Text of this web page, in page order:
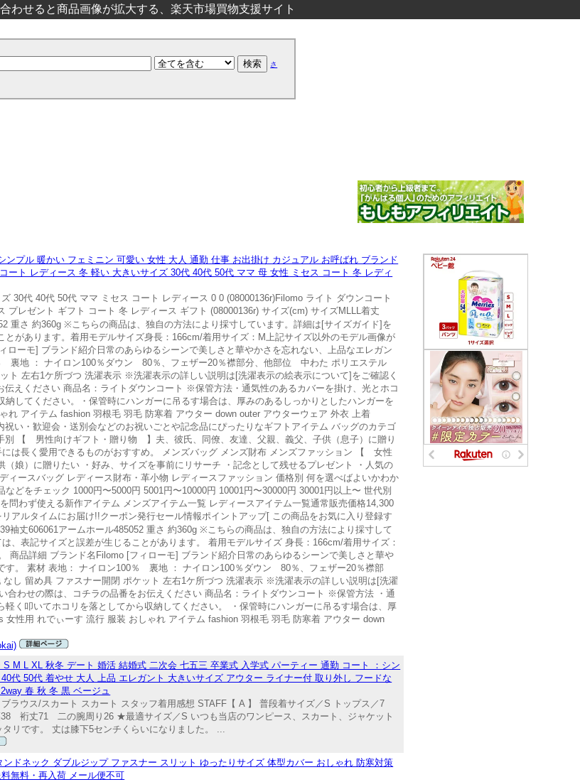
わせると商品画像が拡大する、楽天市場買物支援サイト
さ
プル 暖かい フェミニン 可愛い 女性 大人 通勤 仕事 お出掛け カジュアル お呼ばれ ブランド
ート レディース 冬 軽い 大きいサイズ 30代 40代 50代 ママ 母 女性 ミセス コート 冬 レディ
30代 40代 50代 ママ ミセス コート レディース 0 0 (08000136r)Filomo ライト ダウンコート
レゼント ギフト コート 冬 レディース ギフト (08000136r) サイズ(cm) サイズMLLL着丈
重さ 約360g ※こちらの商品は、独自の方法により採寸しています。詳細は[サイズガイド]を
があります。着用モデルサイズ身長：166cm/着用サイズ：M上記サイズ以外のモデル画像が
ーモ] ブランド紹介日常のあらゆるシーンで美しさと華やかさを忘れない、上品なエレガン
裏地 ： ナイロン100％ダウン 80％、フェザー20％襟部分、他部位 中わた ポリエステル
ト 左右1ケ所づつ 洗濯表示 ※洗濯表示の詳しい説明は[洗濯表示の絵表示について]をご確認く
えください 商品名：ライトダウンコート ※保管方法・通気性のあるカバーを掛け、光とホコ
してください。・保管時にハンガーに吊るす場合は、厚みのあるしっかりとしたハンガーを
れ アイテム fashion 羽根毛 羽毛 防寒着 アウター down outer アウターウェア 外衣 上着
い・歓迎会・送別会などのお祝いごとや記念品にぴったりなギフトアイテム バッグのカテゴ
別 【 男性向けギフト・贈り物 】夫、彼氏、同僚、友達、父親、義父、子供（息子）に贈り
は長く愛用できるものがおすすめ。 メンズバッグ メンズ財布 メンズファッション 【 女性
娘）に贈りたい ・好み、サイズを事前にリサーチ ・記念として残せるプレゼント ・人気の
ィースバッグ レディース財布・革小物 レディースファッション 価格別 何を選べばよいかわか
どをチェック 1000円〜5000円 5001円〜10000円 10001円〜30000円 30001円以上〜 世代別
問わず使える新作アイテム メンズアイテム一覧 レディースアイテム一覧通常販売価格14,300
アルタイムにお届け!!クーポン発行セール情報ポイントアップ[ この商品をお気に入り登録す
袖丈606061アームホール485052 重さ 約360g ※こちらの商品は、独自の方法により採寸して
、表記サイズと誤差が生じることがあります。 着用モデルサイズ 身長：166cm/着用サイズ：
商品詳細 ブランド名Filomo [フィローモ] ブランド紹介日常のあらゆるシーンで美しさと華や
す。 素材 表地： ナイロン100％ 裏地 ： ナイロン100％ダウン 80％、フェザー20％襟部
し 留め具 ファスナー開閉 ポケット 左右1ケ所づつ 洗濯表示 ※洗濯表示の詳しい説明は[洗濯
合わせの際は、コチラの品番をお伝えください 商品名：ライトダウンコート ※保管方法 ・通
く叩いてホコリを落としてから収納してください。 ・保管時にハンガーに吊るす場合は、厚
性用 れでぃーす 流行 服装 おしゃれ アイテム fashion 羽根毛 羽毛 防寒着 アウター down
M L XL 秋冬 デート 婚活 結婚式 二次会 七五三 卒業式 入学式 パーティー 通勤 コート ：シン
代 50代 着やせ 大人 上品 エレガント 大きいサイズ アウター ライナー付 取り外し フードな
春 秋 冬 黒 ベージュ
ラウス/スカート スカート スタッフ着用感想 STAFF【 A 】 普段着サイズ／S トップス／7
丈71 二の腕周り26 ★最適サイズ／S いつも当店のワンピース、スカート、ジャケット
リです。 丈は膝下5センチくらいになりました。 ...
ドネック ダブルジップ ファスナー スリット ゆったりサイズ 体型カバー おしゃれ 防寒対策
無料・再入荷 メール便不可